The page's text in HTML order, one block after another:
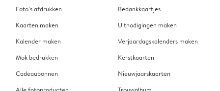
Foto’s afdrukken
Kaarten maken
Kalender maken
Mok bedrukken
Cadeaubonnen
Bedankkaartjes
Uitnodigingen maken
Verjaardagskalenders maken
Kerstkaarten
Nieuwjaarskaarten